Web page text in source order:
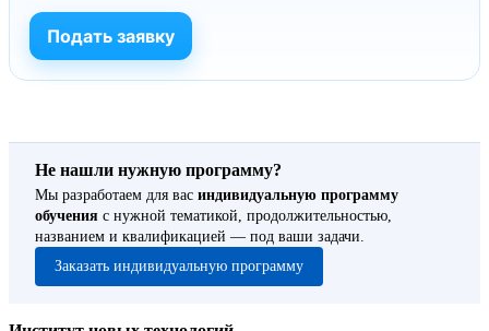
Подать заявку
Не нашли нужную программу?
Мы разработаем для вас индивидуальную программу
обучения с нужной тематикой, продолжительностью,
названием и квалификацией — под ваши задачи.
Заказать индивидуальную программу